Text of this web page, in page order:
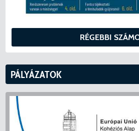
RÉGEBBI
PÁLYÁZATOK